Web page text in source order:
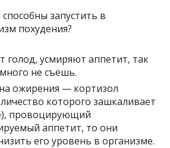
запустить в
похудения?
голод, усмиряют аппетит, так
не съешь.
ожирения — кортизол
которого зашкаливает
провоцирующий
аппетит, то они
его уровень в организме.